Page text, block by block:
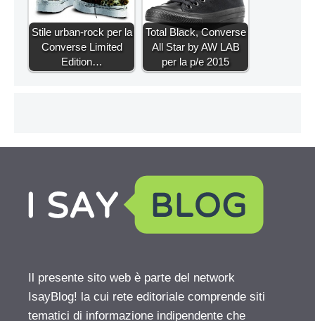
Stile urban-rock per la
Converse Limited
Edition…
Total Black, Converse
All Star by AW LAB
per la p/e 2015
Il presente sito web è parte del network
IsayBlog! la cui rete editoriale comprende siti
tematici di informazione indipendente che